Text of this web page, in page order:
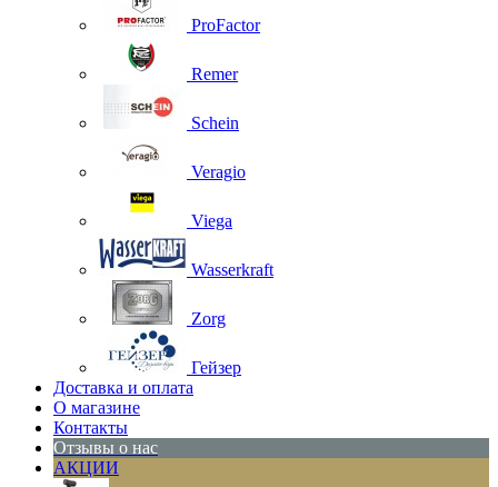
ProFactor
Remer
Schein
Veragio
Viega
Wasserkraft
Zorg
Гейзер
Доставка и оплата
О магазине
Контакты
Отзывы о нас
АКЦИИ